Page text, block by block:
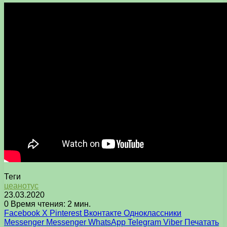
Теги
цеанотус
23.03.2020
0 Время чтения: 2 мин.
Facebook X Pinterest Вконтакте Одноклассники
Messenger Messenger WhatsApp Telegram Viber Печатать